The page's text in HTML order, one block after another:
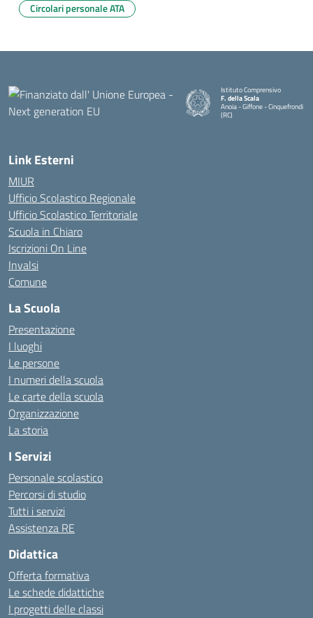
Circolari personale ATA
Istituto Comprensivo
F. della Scala
Anoia - Giffone - Cinquefrondi
(RC)
Link Esterni
MIUR
Ufficio Scolastico Regionale
Ufficio Scolastico Territoriale
Scuola in Chiaro
Iscrizioni On Line
Invalsi
Comune
La Scuola
Presentazione
I luoghi
Le persone
I numeri della scuola
Le carte della scuola
Organizzazione
La storia
I Servizi
Personale scolastico
Percorsi di studio
Tutti i servizi
Assistenza RE
Didattica
Offerta formativa
Le schede didattiche
I progetti delle classi